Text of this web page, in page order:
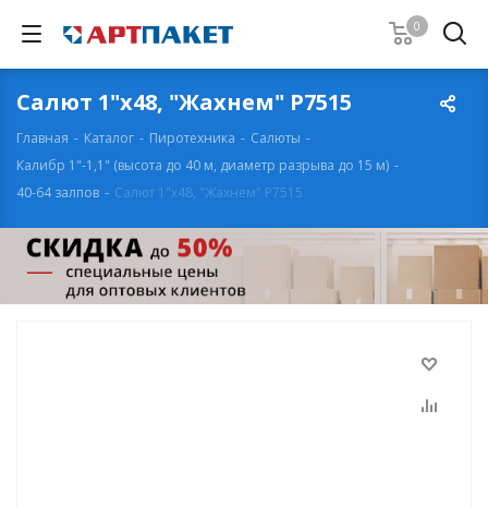
0
Салют 1"х48, "Жахнем" Р7515
Главная - Каталог - Пиротехника - Салюты -
Калибр 1"-1,1" (высота до 40 м, диаметр разрыва до 15 м) -
40-64 залпов - Салют 1"х48, "Жахнем" Р7515